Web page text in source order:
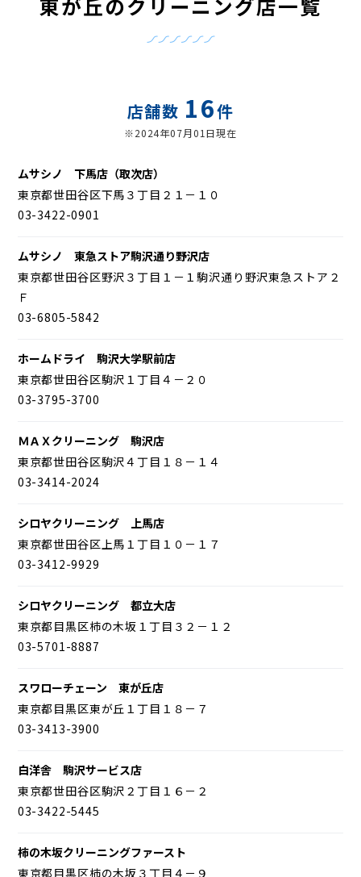
東が丘のクリーニング店一覧
店舗数 16件
※2024年07月01日現在
ムサシノ 下馬店（取次店）
東京都世田谷区下馬３丁目２１－１０
03-3422-0901
ムサシノ 東急ストア駒沢通り野沢店
東京都世田谷区野沢３丁目１－１駒沢通り野沢東急ストア２
Ｆ
03-6805-5842
ホームドライ 駒沢大学駅前店
東京都世田谷区駒沢１丁目４－２０
03-3795-3700
ＭＡＸクリーニング 駒沢店
東京都世田谷区駒沢４丁目１８－１４
03-3414-2024
シロヤクリーニング 上馬店
東京都世田谷区上馬１丁目１０－１７
03-3412-9929
シロヤクリーニング 都立大店
東京都目黒区柿の木坂１丁目３２－１２
03-5701-8887
スワローチェーン 東が丘店
東京都目黒区東が丘１丁目１８－７
03-3413-3900
白洋舎 駒沢サービス店
東京都世田谷区駒沢２丁目１６－２
03-3422-5445
柿の木坂クリーニングファースト
東京都目黒区柿の木坂３丁目４－９